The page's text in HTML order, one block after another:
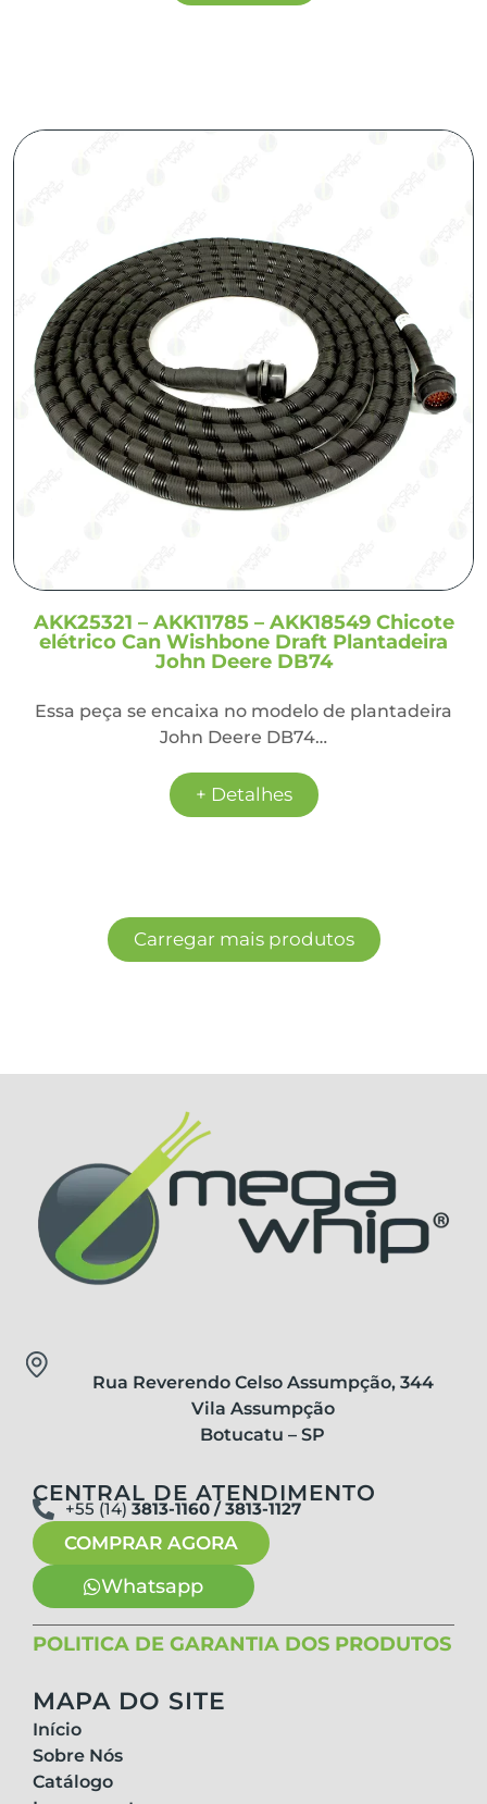
AKK25321 – AKK11785 – AKK18549 Chicote
elétrico Can Wishbone Draft Plantadeira
John Deere DB74
Essa peça se encaixa no modelo de plantadeira
John Deere DB74…
+ Detalhes
Carregar mais produtos
Rua Reverendo Celso Assumpção, 344
Vila Assumpção
Botucatu – SP
CENTRAL DE ATENDIMENTO
+55 (14) 3813-1160 / 3813-1127
COMPRAR AGORA
Whatsapp
POLÍTICA DE GARANTIA DOS PRODUTOS
MAPA DO SITE
Início
Sobre Nós
Catálogo